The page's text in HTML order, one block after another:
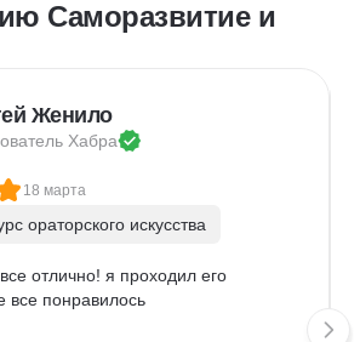
Саморазвитие и
Женило
Хабра
18 марта
ораторского искусства
все отлично! я проходил его
понравилось